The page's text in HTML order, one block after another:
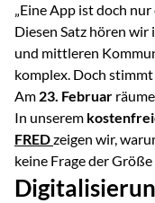
„Eine App ist doch
Diesen Satz hören wir
und mittleren
komplex. Doch
Am 23. Februar
In unserem
FREDzeigen wir,
keine Frage der